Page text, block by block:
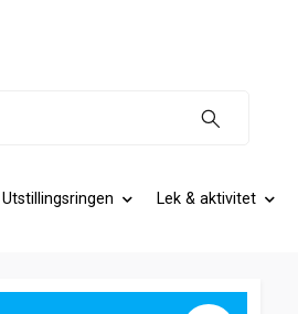
Utstillingsringen Lek & aktivitet